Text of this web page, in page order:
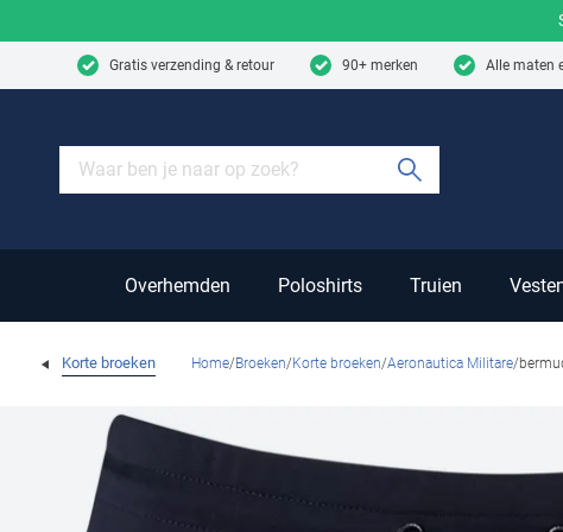
Gratis verzending & retour 90+ merken Alle maten
Overhemden Poloshirts Truien
Korte broeken Home Broeken Korte broeken Aeronautica Militare